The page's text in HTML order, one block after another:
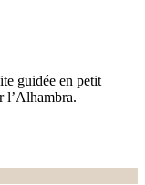
guidée en petit
l’Alhambra.